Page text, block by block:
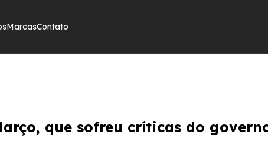
MarcasContato
que sofreu críticas do